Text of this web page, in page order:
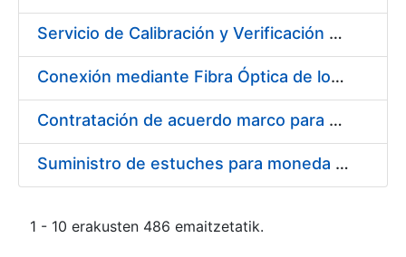
Servicio de Calibración y Verificación Externa de los Equipos de Medición del Servicio de Prevención de la FNMT-RCM
Conexión mediante Fibra Óptica de los Centros de Proceso de Datos (CPDs) de las sedes de la FNMT-RCM de Burgos y Madrid
Contratación de acuerdo marco para el Suministro de Material de Electricidad para la Fábrica Nacional de Moneda y Timbre-Real Casa de la Moneda en su centro de trabajo de Burgos
Suministro de estuches para moneda de 30 €
1 - 10 erakusten 486 emaitzetatik.